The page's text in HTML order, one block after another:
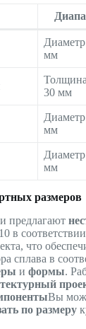
мм
30 мм
мм
мм
размеров
предлагают
в
что
сплава в
и формы.
Вы
по размеру